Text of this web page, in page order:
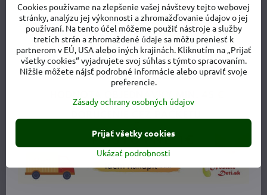
Cookies používame na zlepšenie vašej návštevy tejto webovej
stránky, analýzu jej výkonnosti a zhromažďovanie údajov o jej
používaní. Na tento účel môžeme použiť nástroje a služby
tretích strán a zhromaždené údaje sa môžu preniesť k
partnerom v EÚ, USA alebo iných krajinách. Kliknutím na „Prijať
všetky cookies“ vyjadrujete svoj súhlas s týmto spracovaním.
Nižšie môžete nájsť podrobné informácie alebo upraviť svoje
preferencie.
Zásady ochrany osobných údajov
Ukázať podrobnosti
Prijať všetky cookies